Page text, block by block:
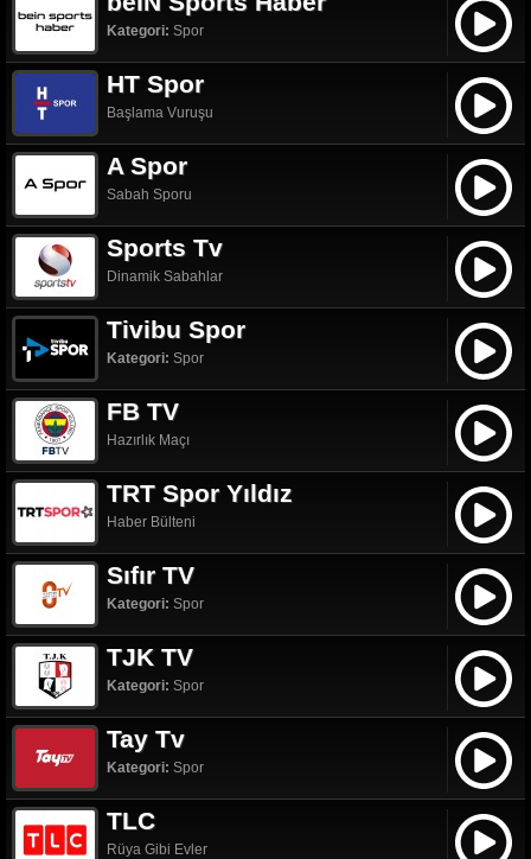
Kategori: Spor
HT Spor
Başlama Vuruşu
A Spor
Sabah Sporu
Sports Tv
Dinamik Sabahlar
Tivibu Spor
Kategori: Spor
FB TV
Hazırlık Maçı
TRT Spor Yıldız
Haber Bülteni
Sıfır TV
Kategori: Spor
TJK TV
Kategori: Spor
Tay Tv
Kategori: Spor
TLC
Rüya Gibi Evler